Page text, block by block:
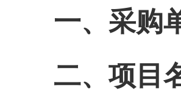
一、采购
二、项目